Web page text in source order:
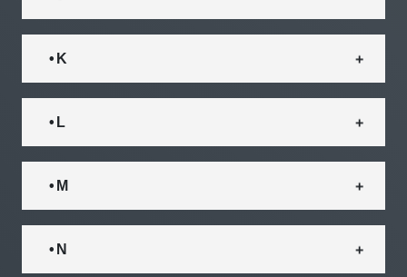
• K
• L
• M
• N